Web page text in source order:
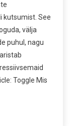
kutsumist. See
välja
puhul, nagu
Toggle Mis